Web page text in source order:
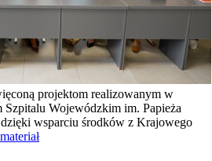
projektom realizowanym w
Szpitalu Wojewódzkim im. Papieża
wsparciu środków z Krajowego